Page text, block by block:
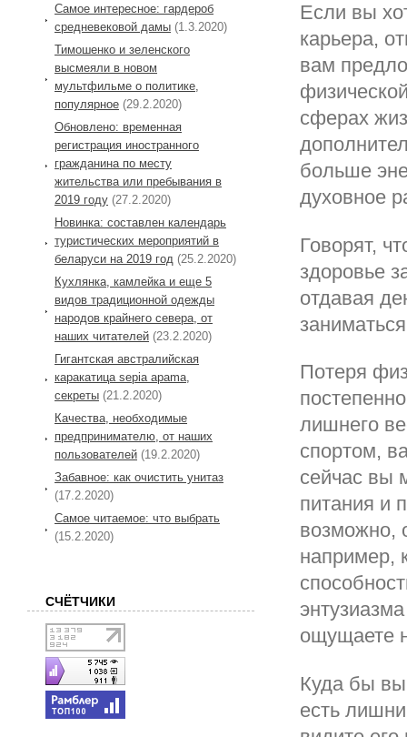
Если вы
карьера,
вам
сферах
больше
духовное
Говорят,
здоровье
отдавая
Потеря
лишнего
спортом,
сейчас вы
питания и
возможно,
например,
ощущаете
Куда бы
есть
Самое интересное: гардероб
средневековой дамы (1.3.2020)
Тимошенко и зеленского
высмеяли в новом
мультфильме о политике,
популярное (29.2.2020)
Обновлено: временная
регистрация иностранного
гражданина по месту
жительства или пребывания в
2019 году (27.2.2020)
Новинка: составлен календарь
туристических мероприятий в
беларуси на 2019 год (25.2.2020)
Кухлянка, камлейка и еще 5
видов традиционной одежды
народов крайнего севера, от
наших читателей (23.2.2020)
Гигантская австралийская
каракатица sepia apama,
секреты (21.2.2020)
Качества, необходимые
предпринимателю, от наших
пользователей (19.2.2020)
Забавное: как очистить унитаз
(17.2.2020)
Самое читаемое: что выбрать
(15.2.2020)
СЧЁТЧИКИ